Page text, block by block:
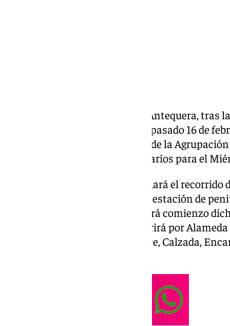
La cofradía del Mayor Dolor de Antequera, tras
ordinario de salida celebrado el pasado 16 de
reunión de la junta de gobierno de la
miércoles, da a conocer sus horarios para el
De esta forma, la cofradía ampliará el recorrido
se produce de forma previa a su estación de
ciudad. A las ocho de la tarde dará comienzo
Avenida de la Legión y transcurrirá por
Laguna, Cantareros, Diego Ponce, Calzada,